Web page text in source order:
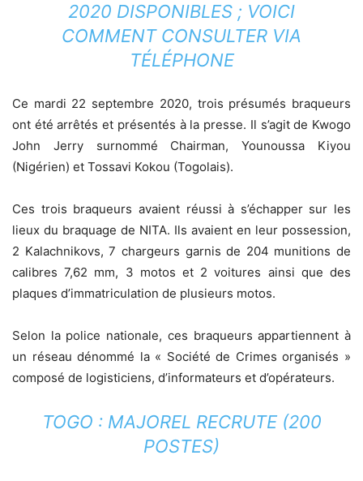
2020 DISPONIBLES ; VOICI
COMMENT CONSULTER VIA
TÉLÉPHONE
Ce mardi 22 septembre 2020, trois présumés braqueurs
ont été arrêtés et présentés à la presse. Il s’agit de Kwogo
John Jerry surnommé Chairman, Younoussa Kiyou
(Nigérien) et Tossavi Kokou (Togolais).
Ces trois braqueurs avaient réussi à s’échapper sur les
lieux du braquage de NITA. Ils avaient en leur possession,
2 Kalachnikovs, 7 chargeurs garnis de 204 munitions de
calibres 7,62 mm, 3 motos et 2 voitures ainsi que des
plaques d’immatriculation de plusieurs motos.
Selon la police nationale, ces braqueurs appartiennent à
un réseau dénommé la « Société de Crimes organisés »
composé de logisticiens, d’informateurs et d’opérateurs.
TOGO : MAJOREL RECRUTE (200
POSTES)